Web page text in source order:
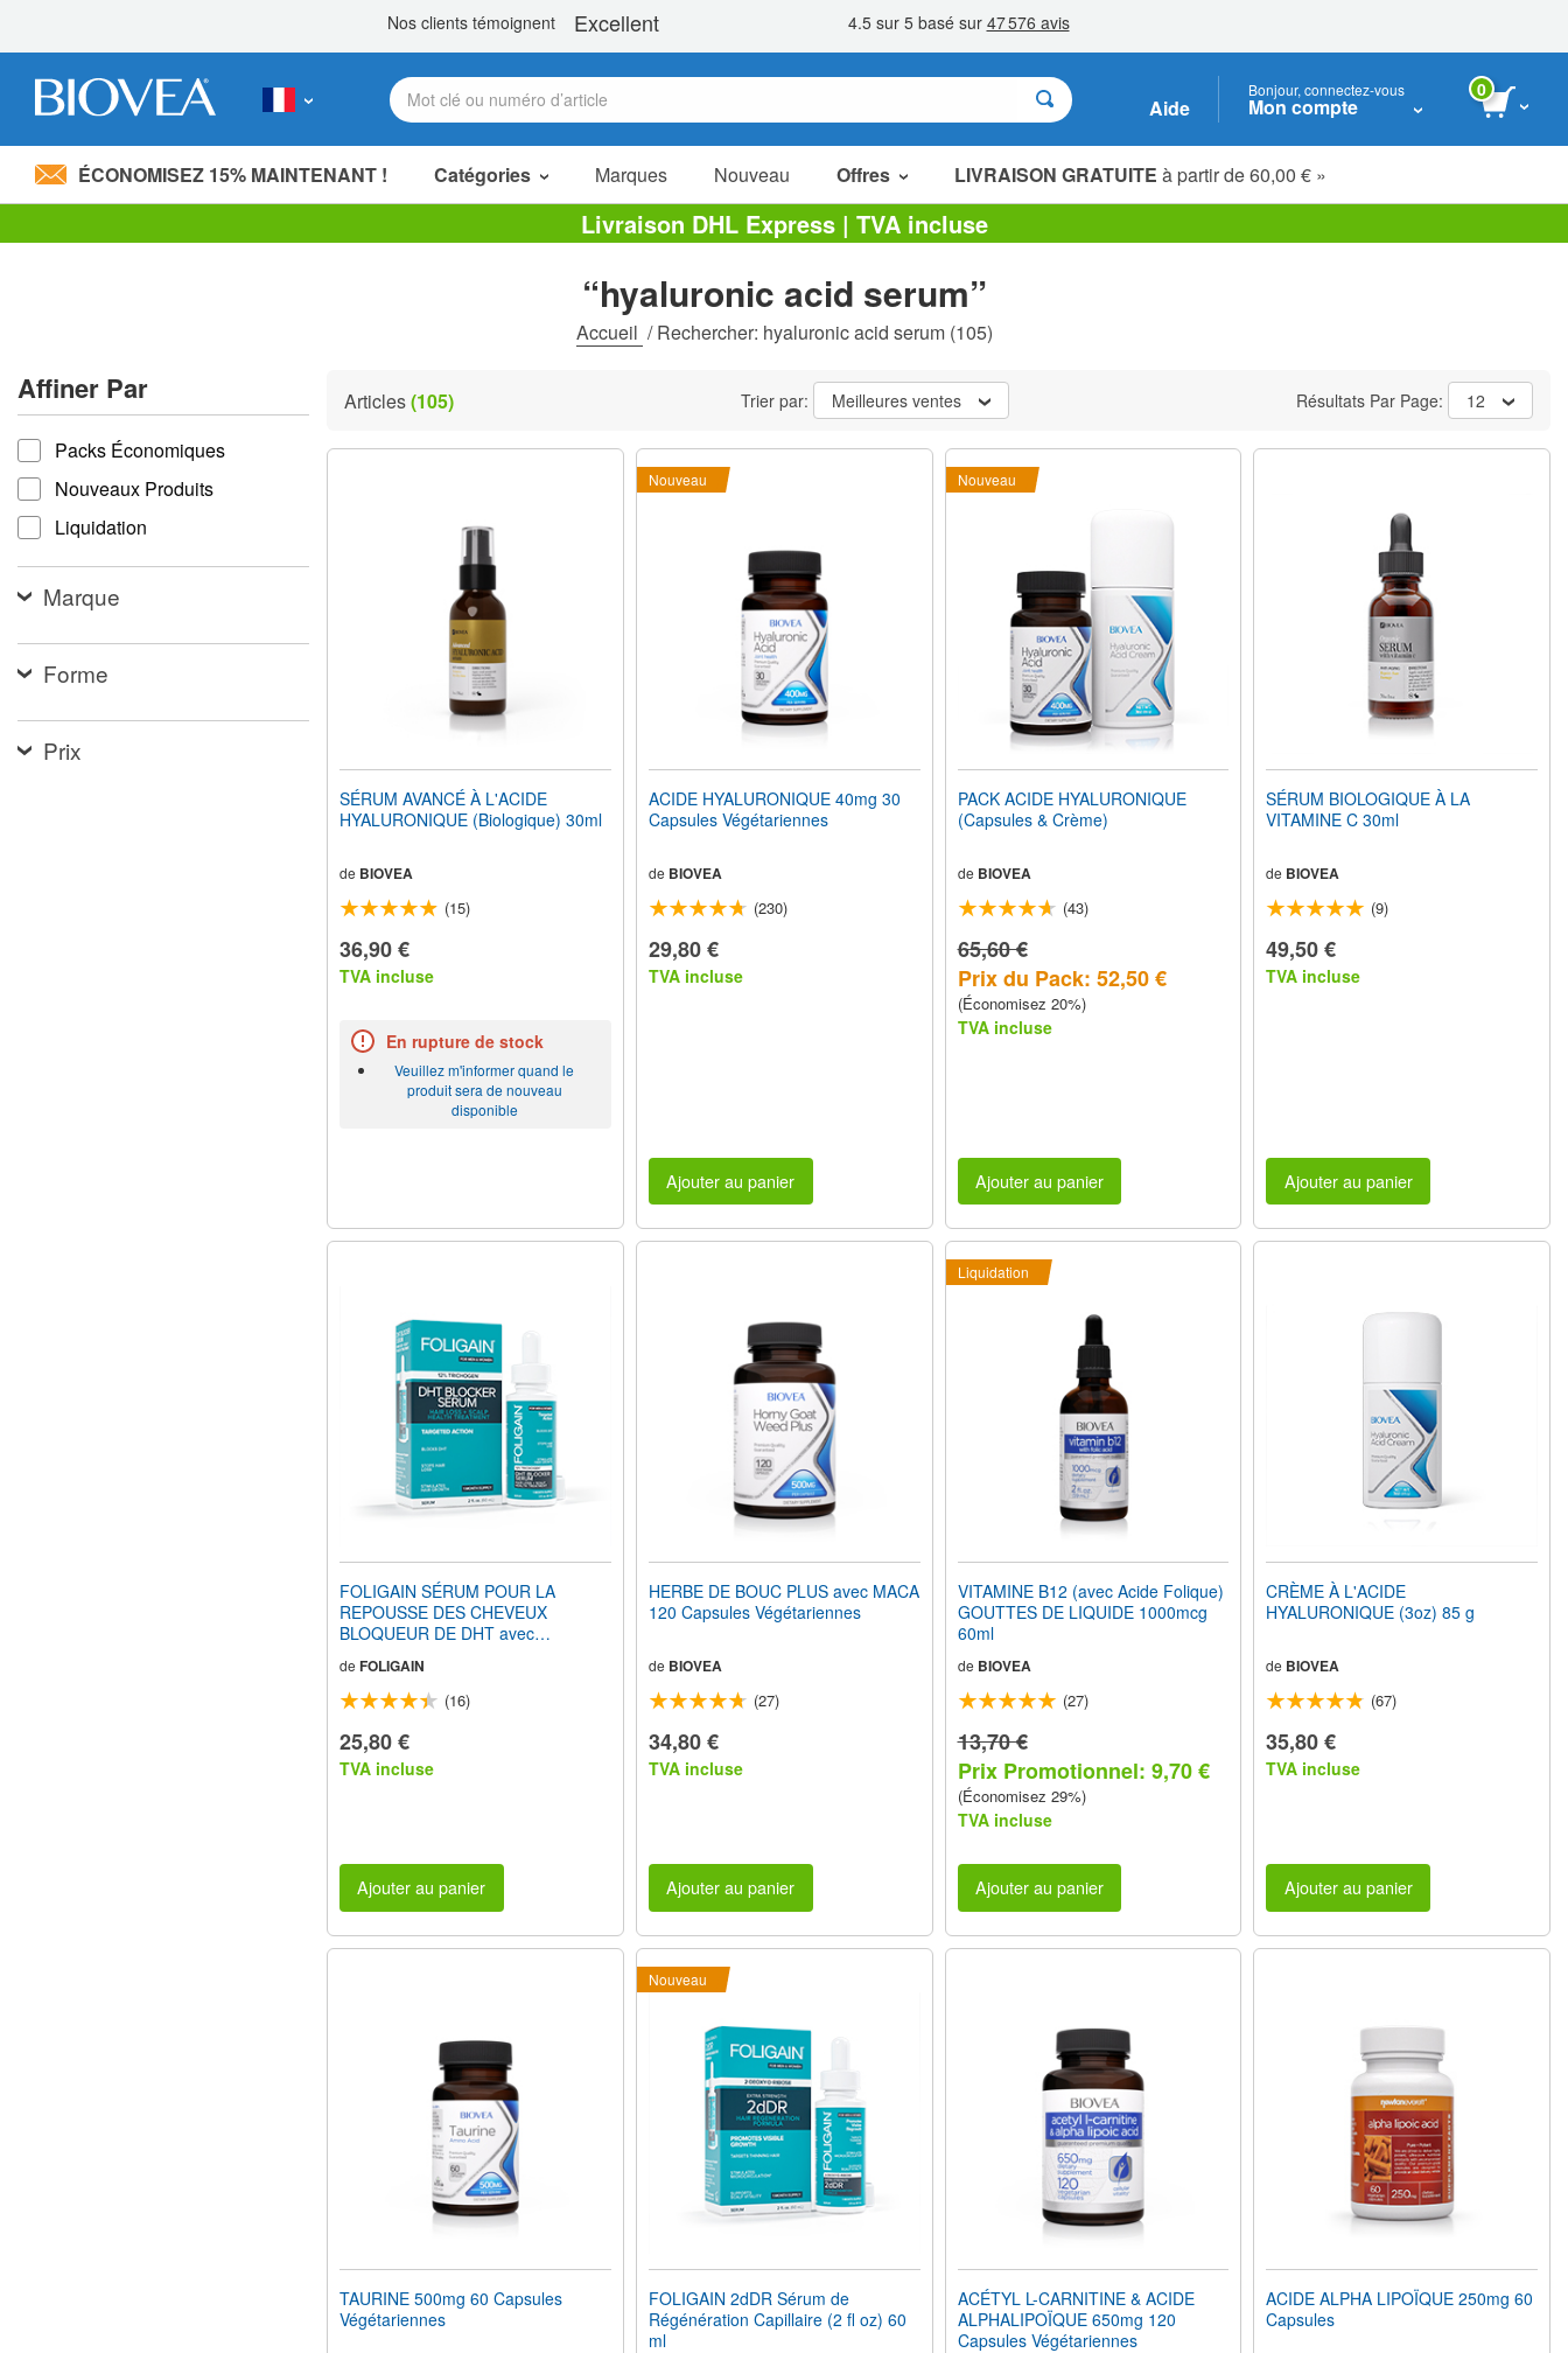
Veuillez
un
système
d'accessibilité.
Appuyez
sur
Ctrl-
F11
pour
site
aux
malvoyants
qui
un
lecteur
d'écran ;
Aide
Bonjour, connectez-vous
Mon compte
0
ÉCONOMISEZ 15% MAINTENANT ! Catégories Marques Nouveau Offres LIVRAISON GRATUITE à partir de 60,00 € »
Articles en Promotion
Packs Économiques
Liquidation
Livraison DHL Express | TVA incluse
“hyaluronic acid serum”
Accueil /Rechercher: hyaluronic acid serum(105)
Affiner Par
Affiner par
Packs Économiques
Nouveaux Produits
Liquidation
Marque
Forme
Prix
Articles(105) Trier par: Meilleures ventes Résultats Par Page: 12
SÉRUM AVANCÉ À L'ACIDE
HYALURONIQUE (Biologique) 30ml
de BIOVEA
(15)
36,90 €
TVA incluse
En rupture de stock
Veuillez m'informer quand le
produit sera de nouveau
disponible
Nouveau
ACIDE HYALURONIQUE 40mg 30
Capsules Végétariennes
de BIOVEA
(230)
29,80 €
TVA incluse
Ajouter au panier
Nouveau
PACK ACIDE HYALURONIQUE
(Capsules & Crème)
de BIOVEA
(43)
65,60 €
Prix du Pack: 52,50 €
(Économisez 20%)
TVA incluse
Ajouter au panier
SÉRUM BIOLOGIQUE À LA
VITAMINE C 30ml
de BIOVEA
(9)
49,50 €
TVA incluse
Ajouter au panier
FOLIGAIN SÉRUM POUR LA
REPOUSSE DES CHEVEUX
BLOQUEUR DE DHT avec
de FOLIGAIN
(16)
25,80 €
TVA incluse
Ajouter au panier
HERBE DE BOUC PLUS avec MACA
120 Capsules Végétariennes
de BIOVEA
(27)
34,80 €
TVA incluse
Ajouter au panier
Liquidation
VITAMINE B12 (avec Acide Folique)
GOUTTES DE LIQUIDE 1000mcg
60ml
de BIOVEA
(27)
13,70 €
Prix Promotionnel: 9,70 €
(Économisez 29%)
TVA incluse
Ajouter au panier
CRÈME À L'ACIDE
HYALURONIQUE (3oz) 85 g
de BIOVEA
(67)
35,80 €
TVA incluse
Ajouter au panier
TAURINE 500mg 60 Capsules
Végétariennes
Nouveau
FOLIGAIN 2dDR Sérum de
Régénération Capillaire (2 fl oz) 60
ml
ACÉTYL L-CARNITINE & ACIDE
ALPHALIPOÏQUE 650mg 120
Capsules Végétariennes
ACIDE ALPHA LIPOÏQUE 250mg 60
Capsules